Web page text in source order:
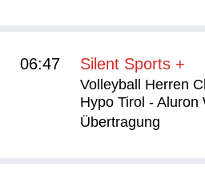
06:47 Silent Sports +
Volleyball Herren
Hypo Tirol - Aluron
Übertragung